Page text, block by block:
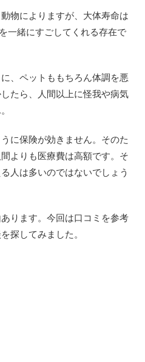
物によりますが、大体寿命は
一緒にすごしてくれる存在で
、ペットももちろん体調を悪
たら、人間以上に怪我や病気
に保険が効きません。そのた
よりも医療費は高額です。そ
人は多いのではないでしょう
ります。今回は口コミを参考
探してみました。